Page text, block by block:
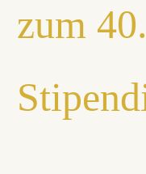
zum 40.